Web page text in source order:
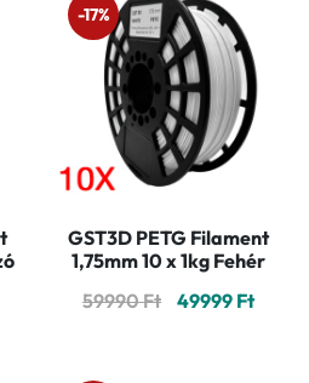
-17%
GST3D PETG Filament
1,75mm 10 x 1kg Fehér
59990Ft
Original
49999 Ft